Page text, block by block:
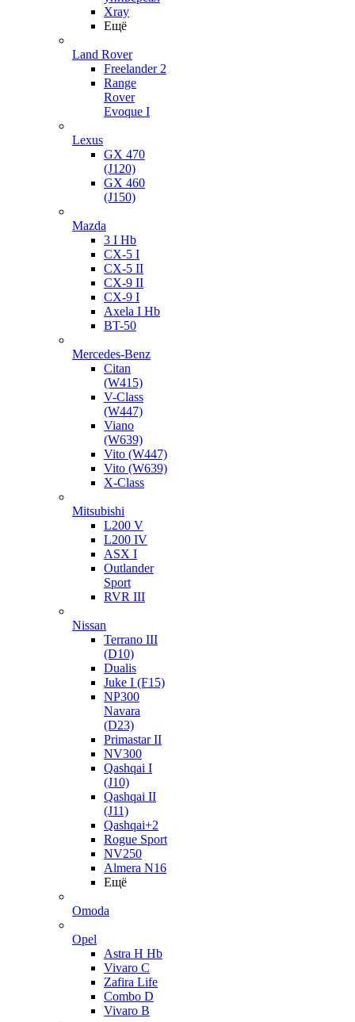
Xray
Ещё
Land Rover
Freelander 2
Range
Rover
Evoque I
Lexus
GX 470
(J120)
GX 460
(J150)
Mazda
3 I Hb
CX-5 I
CX-5 II
CX-9 II
CX-9 I
Axela I Hb
BT-50
Mercedes-Benz
Citan
(W415)
V-Class
(W447)
Viano
(W639)
Vito (W447)
Vito (W639)
X-Class
Mitsubishi
L200 V
L200 IV
ASX I
Outlander
Sport
RVR III
Nissan
Terrano III
(D10)
Dualis
Juke I (F15)
NP300
Navara
(D23)
Primastar II
NV300
Qashqai I
(J10)
Qashqai II
(J11)
Qashqai+2
Rogue Sport
NV250
Almera N16
Ещё
Omoda
Opel
Astra H Hb
Vivaro C
Zafira Life
Combo D
Vivaro B